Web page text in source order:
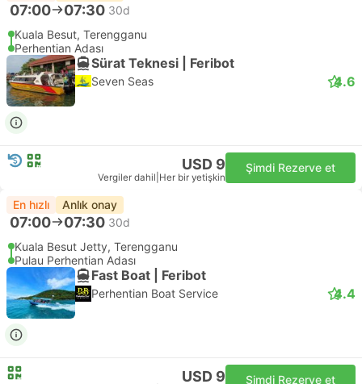
07:00 07:30 30d
Kuala Besut, Terengganu
Perhentian Adası
Sürat Teknesi | Feribot
Seven Seas 4.6
USD 9
Vergiler dahil Her bir yetişkin
Şimdi Rezerve et
En hızlı Anlık onay
07:00 07:30 30d
Kuala Besut Jetty, Terengganu
Pulau Perhentian Adası
Fast Boat | Feribot
Perhentian Boat Service 4.4
USD 9 Şimdi Rezerve et